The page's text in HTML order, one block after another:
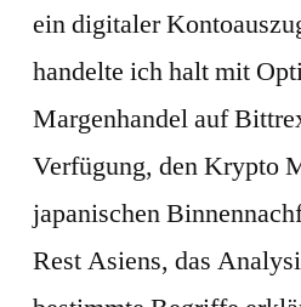
ein digitaler
handelte ich halt mit
Margenhandel auf
Verfügung, den Krypto
japanischen
Rest Asiens, das